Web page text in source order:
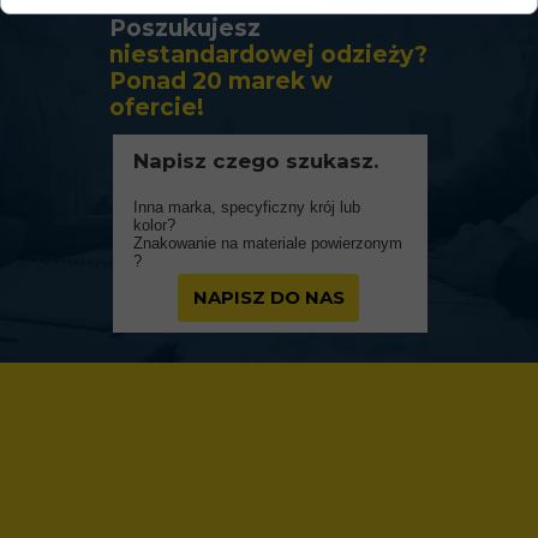
NAPISZ DO NAS
Napisz czego szukasz.
Inna marka, specyficzny krój lub
kolor?
Znakowanie na materiale powierzonym
?
Poszukujesz
niestandardowej odzieży?
Ponad 20 marek w
ofercie!